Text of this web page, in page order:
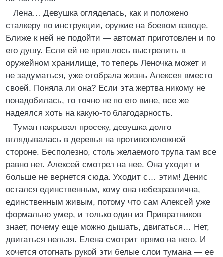
Лена… Девушка огляделась, как и положено
сталкеру по инструкции, оружие на боевом взводе.
Ближе к ней не подойти — автомат приготовлен и по
его душу. Если ей не пришлось выстрелить в
оружейном хранилище, то теперь Леночка может и
не задуматься, уже отобрала жизнь Алексея вместо
своей. Поняла ли она? Если эта жертва никому не
понадобилась, то точно не по его вине, все же
надеялся хоть на какую‑то благодарность.
Туман накрывал просеку, девушка долго
вглядывалась в деревья на противоположной
стороне. Бесполезно, столь желаемого трупа там все
равно нет. Алексей смотрел на нее. Она уходит и
больше не вернется сюда. Уходит с… этим! Денис
остался единственным, кому она небезразлична,
единственным живым, потому что сам Алексей уже
формально умер, и только один из Привратников
знает, почему еще можно дышать, двигаться… Нет,
двигаться нельзя. Елена смотрит прямо на него. И
хочется отогнать рукой эти белые слои тумана — ее